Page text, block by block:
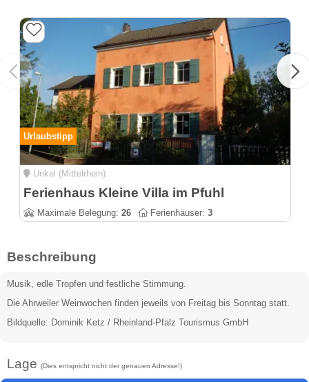
Urlaubstipp
Unkel (Mittelrhein)
Ferienhaus Kleine Villa im Pfuhl
Maximale Belegung: 26 Ferienhäuser: 3
Beschreibung
Musik, edle Tropfen und festliche Stimmung.
Die Ahrweiler Weinwochen finden jeweils von Freitag bis Sonntag statt.
Bildquelle: Dominik Ketz / Rheinland-Pfalz Tourismus GmbH
Lage (Dies entspricht nicht der genauen Adresse!)